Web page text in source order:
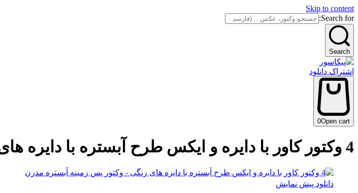
Skip to content
Search for:
Search
اشتراک دانلود
0Open cart
4 وکتور کاور با دایره و ایکس طرح آبستره با دایره های رنگی – وکتور پس زمینه آبستره مدرن
دانلود پیش نمایش